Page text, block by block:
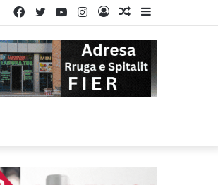
Sidebar
Random
Log
Instagram
YouTube
Twitter
Facebook